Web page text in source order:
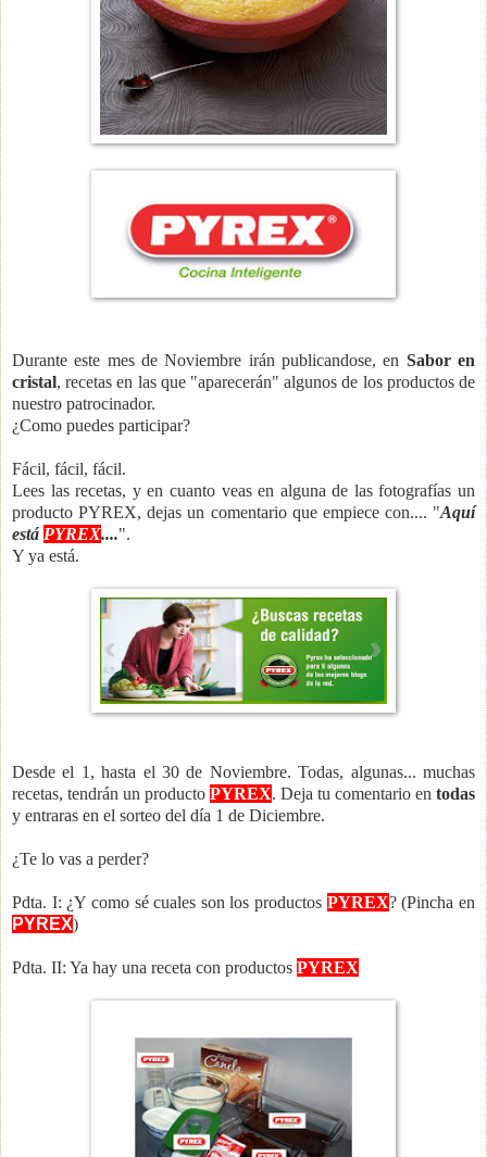
Durante este mes de Noviembre irán publicandose, en Sabor en
cristal, recetas en las que "aparecerán" algunos de los productos de
nuestro patrocinador.
¿Como puedes participar?
Fácil, fácil, fácil.
Lees las recetas, y en cuanto veas en alguna de las fotografías un
producto PYREX, dejas un comentario que empiece con.... "Aquí
está PYREX....".
Y ya está.
Desde el 1, hasta el 30 de Noviembre. Todas, algunas... muchas
recetas, tendrán un producto PYREX. Deja tu comentario en todas
y entraras en el sorteo del día 1 de Diciembre.
¿Te lo vas a perder?
Pdta. I: ¿Y como sé cuales son los productos PYREX? (Pincha en
PYREX)
Pdta. II: Ya hay una receta con productos PYREX